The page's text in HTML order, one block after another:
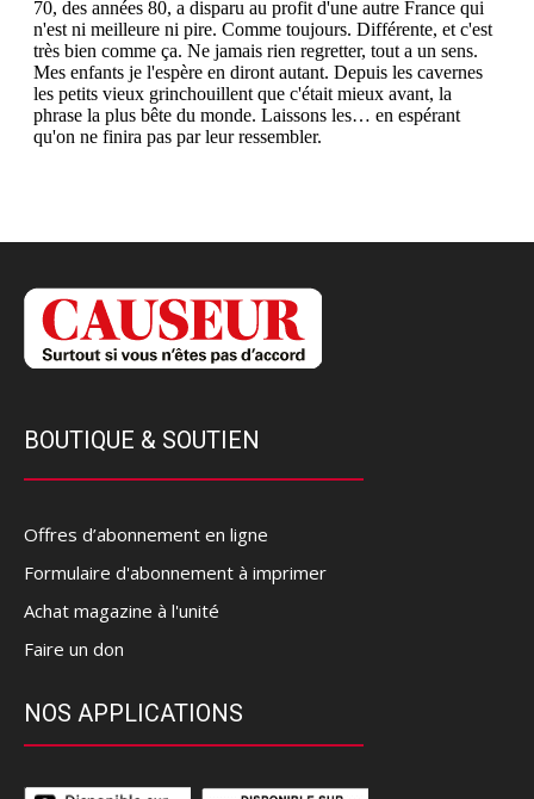
BOUTIQUE & SOUTIEN
Offres d’abonnement en ligne
Formulaire d'abonnement à imprimer
Achat magazine à l'unité
Faire un don
NOS APPLICATIONS